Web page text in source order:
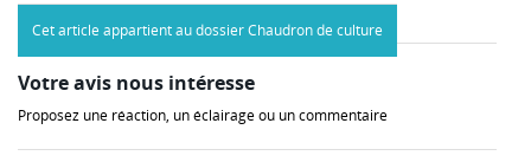
Cet article appartient au dossier Chaudron de culture
Votre avis nous intéresse
Proposez une réaction, un éclairage ou un commentaire